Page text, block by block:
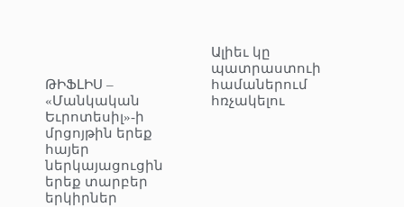
ԹԻՖԼԻՍ –
«Մանկական
Եւրոտեսիլ»-ի
մրցոյթին երեք
հայեր
ներկայացուցին
երեք տարբեր
երկիրներ
Ալիեւ կը
պատրաստուի
համաներում
հռչակելու